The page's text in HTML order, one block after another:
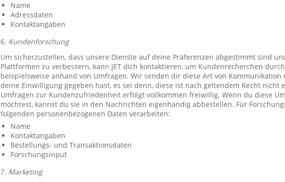
Name
Adressdaten
Kontaktangaben
6. Kundenforschung
Um sicherzustellen, dass unsere Dienste auf deine Präferenzen abgestimmt sind
Plattformen zu verbessern, kann JET dich kontaktieren, um Kundenrecherchen
beispielsweise anhand von Umfragen. Wir senden dir diese Art von
deine Einwilligung gegeben hast, es sei denn, diese ist nach geltendem Recht nicht
Umfragen zur Kundenzufriedenheit erfolgt vollkommen freiwillig. Wenn du diese
möchtest, kannst du sie in den Nachrichten eigenhändig abbestellen. Für
folgenden personenbezogenen Daten verarbeiten:
Name
Kontaktangaben
Bestellungs- und Transaktionsdaten
Forschungsinput
7. Marketing